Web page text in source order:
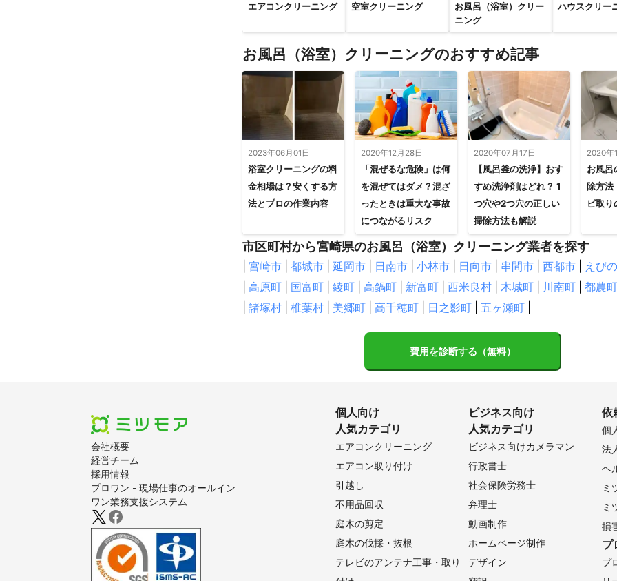
エアコンクリーニング 空室クリーニング
お風呂（浴室）クリー
ニング
ハウスクリー
お風呂（浴室）クリーニングのおすすめ記事
2023年06月01日
浴室クリーニングの料
金相場は？安くする方
法とプロの作業内容
2020年12月28日
「混ぜるな危険」は何
を混ぜてはダメ？混ざ
ったときは重大な事故
につながるリスク
2020年07月17日
【風呂釜の洗浄】おす
すめ洗浄剤はどれ？ 1
つ穴や2つ穴の正しい
掃除方法も解説
2020年
お風呂
除方法
ビ取り
市区町村から宮崎県のお風呂（浴室）クリーニング業者を探す
宮崎市 都城市 延岡市 日南市 小林市 日向市 串間市 西都市 えび
高原町 国富町 綾町 高鍋町 新富町 西米良村 木城町 川南町 都農町
諸塚村 椎葉村 美郷町 高千穂町 日之影町 五ヶ瀬町
費用を診断する（無料）
会社概要
経営チーム
採用情報
プロワン - 現場仕事のオールイン
ワン業務支援システム
個人向け
人気カテゴリ
エアコンクリーニング
エアコン取り付け
引越し
不用品回収
庭木の剪定
庭木の伐採・抜根
テレビのアンテナ工事・取り
ビジネス向け
人気カテゴリ
ビジネス向けカメラマン
行政書士
社会保険労務士
弁理士
動画制作
ホームページ制作
デザイン
依
個
法
ヘ
ミ
ミ
損
プ
プ